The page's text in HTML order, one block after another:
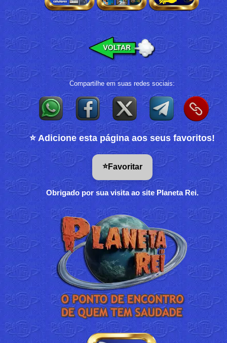
Compartilhe em suas redes sociais:
⭐ Adicione esta página aos seus favoritos!
⭐Favoritar
Obrigado por sua visita ao site Planeta Rei.